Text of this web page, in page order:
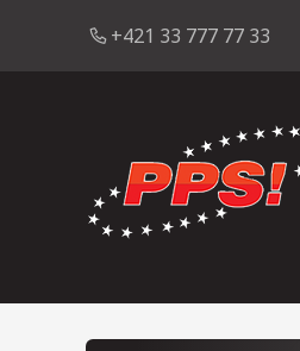
+421 33 777 77 33